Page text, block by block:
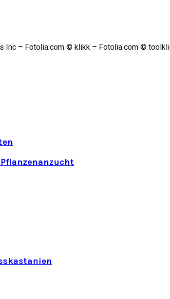
Inc – Fotolia.com © klikk – Fotolia.com ©